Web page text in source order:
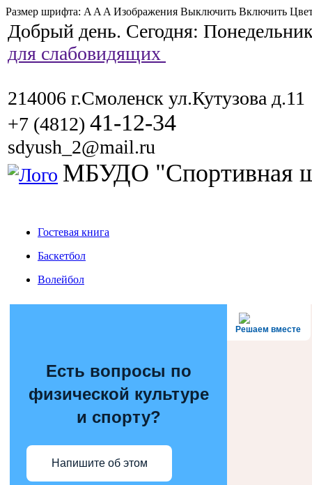
Размер шрифта: A A A Изображения Выключить Включить
Добрый день. Сегодня:
для слабовидящих
214006 г.Смоленск ул.Кутузова д.11
+7 (4812) 41-12-34
sdyush_2@mail.ru
МБУДО "Спортивная
Гостевая книга
Баскетбол
Волейбол
Решаем вместе
Есть вопросы по
физической культуре
и спорту?
Напишите об этом